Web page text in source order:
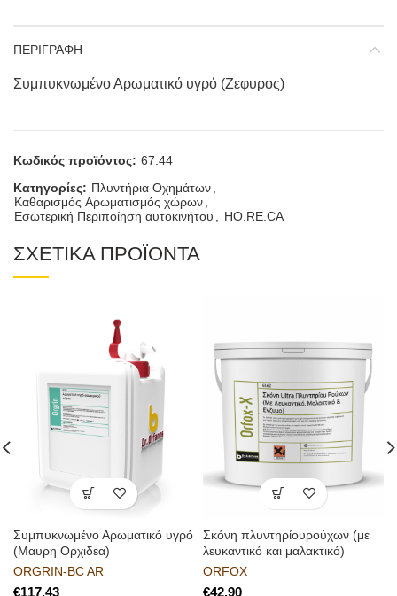
ΠΕΡΙΓΡΑΦΗ
Συμπυκνωμένο Αρωματικό υγρό (Ζεφυρος)
Κωδικός προϊόντος: 67.44
Κατηγορίες: Πλυντήρια Οχημάτων
Καθαρισμός Aρωματισμός χώρων
Εσωτερική Περιποίηση αυτοκινήτου
HO.RE.CA
ΣΧΕΤΙΚΑ ΠΡΟΪΟΝΤΑ
Συμπυκνωμένο Αρωματικό υγρό
(Μαυρη Ορχιδεα)
ORGRIN-BC AR
€
Σκόνη πλυντηρίουρούχων (με
λευκαντικό και μαλακτικό)
ORFOX
€